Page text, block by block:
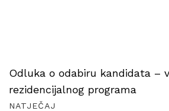
Odluka o odabiru kandidata –
rezidencijalnog programa
NATJEČAJ